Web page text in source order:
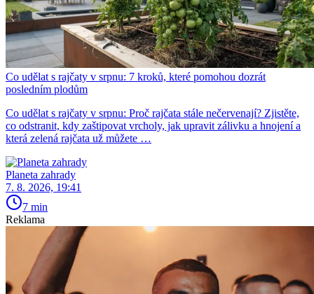
Co udělat s rajčaty v srpnu: 7 kroků, které pomohou dozrát
posledním plodům
Co udělat s rajčaty v srpnu: Proč rajčata stále nečervenají? Zjistěte,
co odstranit, kdy zaštipovat vrcholy, jak upravit zálivku a hnojení a
která zelená rajčata už můžete …
Planeta zahrady
7. 8. 2026, 19:41
7 min
Reklama